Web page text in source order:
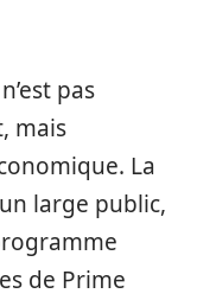
pas
mais
La
large public,
de Prime